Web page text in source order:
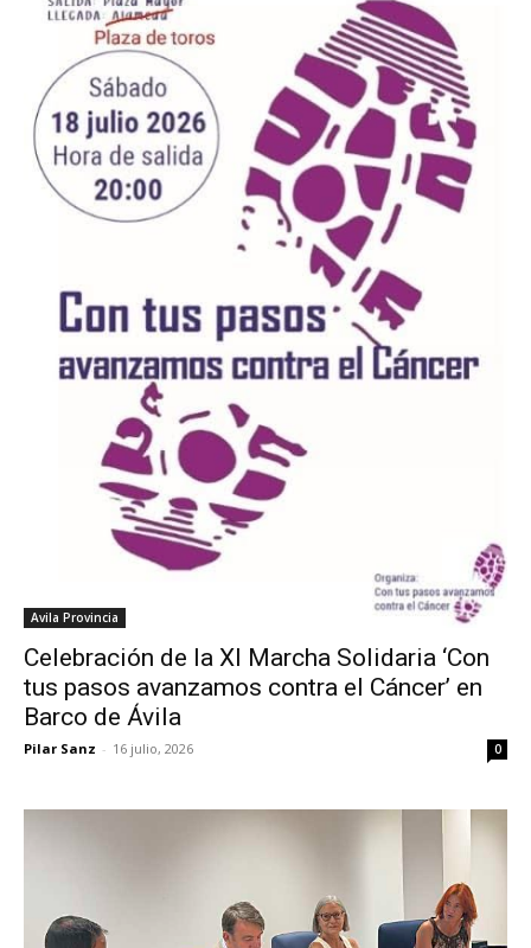
Avila Provincia
Celebración de la XI Marcha Solidaria ‘Con
tus pasos avanzamos contra el Cáncer’ en
Barco de Ávila
Pilar Sanz - 16 julio, 2026 0